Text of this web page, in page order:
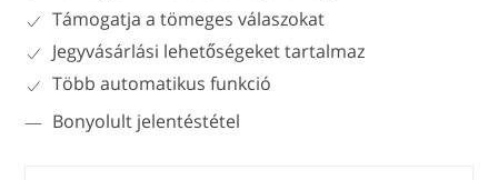
Támogatja a tömeges válaszokat
Jegyvásárlási lehetőségeket tartalmaz
Több automatikus funkció
Bonyolult jelentéstétel